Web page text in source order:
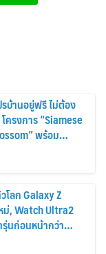
รบ้านอยู่ฟรี ไม่ต้อง
ครงการ “Siamese
พร้อม
ง 31 สิงหาคม
ลก Galaxy Z
ม่, Watch Ultra2
นก่อนหน้ากว่า